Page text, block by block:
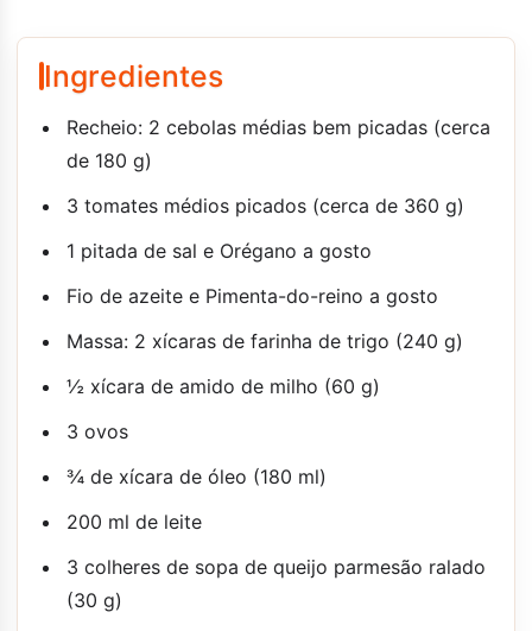
Ingredientes
Recheio: 2 cebolas médias bem picadas (cerca
de 180 g)
3 tomates médios picados (cerca de 360 g)
1 pitada de sal e Orégano a gosto
Fio de azeite e Pimenta-do-reino a gosto
Massa: 2 xícaras de farinha de trigo (240 g)
½ xícara de amido de milho (60 g)
3 ovos
¾ de xícara de óleo (180 ml)
200 ml de leite
3 colheres de sopa de queijo parmesão ralado
(30 g)